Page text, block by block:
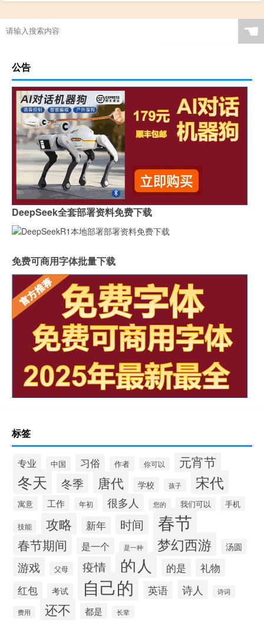
☚
公告
DeepSeek全套部署资料免费下载
免费可商用字体批量下载
标签
专业 中国 习俗 作者 你可以 元宵节
冬天 冬季 唐代 学校 孩子 宋代
寓意 工作 年初 很多人 您的 我们可以 手机
技能 攻略 新年 时间 春节
春节期间 是一个 是一种 梦幻西游 汤圆
游戏 父母 疫情 的人 的是 礼物
红包 考试 自己的 英语 诗人 诗词
费用 还不 都是 长辈